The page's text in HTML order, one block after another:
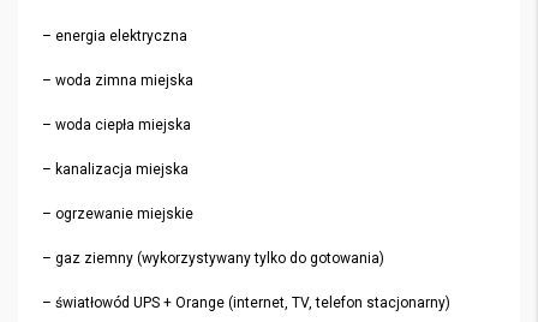
– energia elektryczna
– woda zimna miejska
– woda ciepła miejska
– kanalizacja miejska
– ogrzewanie miejskie
– gaz ziemny (wykorzystywany tylko do gotowania)
– światłowód UPS + Orange (internet, TV, telefon stacjonarny)